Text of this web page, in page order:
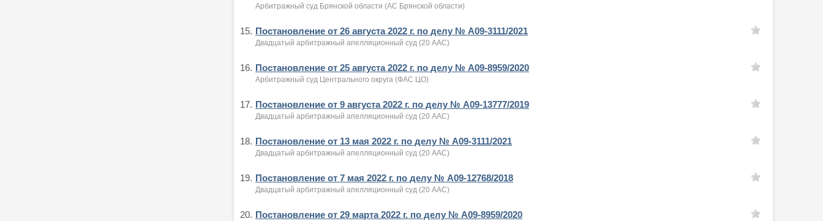
Арбитражный суд Брянской области (АС Брянской области)
15. Постановление от 26 августа 2022 г. по делу № А09-3111/2021
Двадцатый арбитражный апелляционный суд (20 ААС)
16. Постановление от 25 августа 2022 г. по делу № А09-8959/2020
Арбитражный суд Центрального округа (ФАС ЦО)
17. Постановление от 9 августа 2022 г. по делу № А09-13777/2019
Двадцатый арбитражный апелляционный суд (20 ААС)
18. Постановление от 13 мая 2022 г. по делу № А09-3111/2021
Двадцатый арбитражный апелляционный суд (20 ААС)
19. Постановление от 7 мая 2022 г. по делу № А09-12768/2018
Двадцатый арбитражный апелляционный суд (20 ААС)
20. Постановление от 29 марта 2022 г. по делу № А09-8959/2020